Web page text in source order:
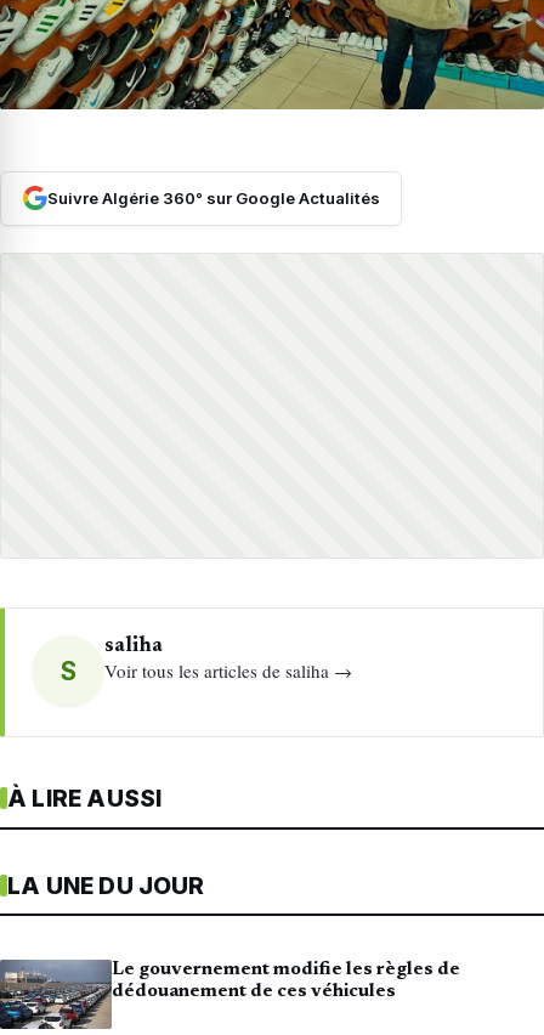
Suivre Algérie 360° sur Google Actualités
S
saliha
Voir tous les articles de saliha →
À LIRE AUSSI
LA UNE DU JOUR
Le gouvernement modifie les règles de
dédouanement de ces véhicules